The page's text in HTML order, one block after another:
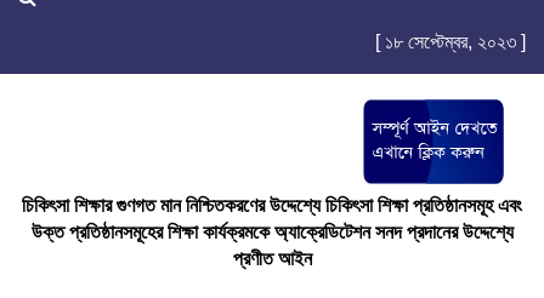
[ ১৮ সেপ্টেম্বর, ২০২৩ ]
চিকিৎসা শিক্ষার গুণগত মান নিশ্চিতকরণের উদ্দেশ্যে চিকিৎসা শিক্ষা প্রতিষ্ঠানসমূহ এবং
উক্ত প্রতিষ্ঠানসমূহের শিক্ষা কার্যক্রমকে অ্যাক্রেডিটেশন সনদ প্রদানের উদ্দেশ্যে
প্রণীত আইন